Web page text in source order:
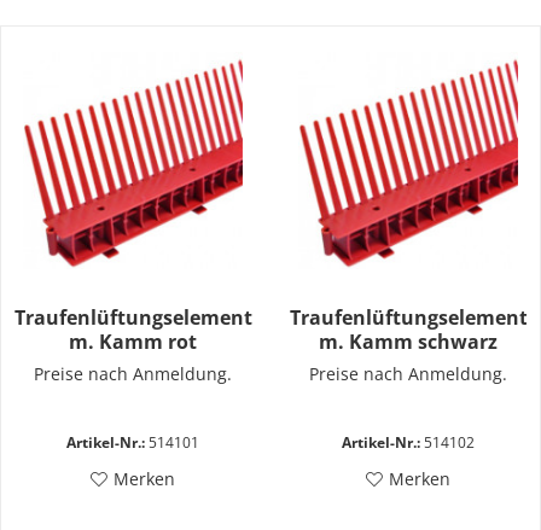
Traufenlüftungselement
m. Kamm rot
Preise nach Anmeldung.
Artikel-Nr.:514101
Merken
Traufenlüftungselement
m. Kamm schwarz
Preise nach Anmeldung.
Artikel-Nr.:514102
Merken